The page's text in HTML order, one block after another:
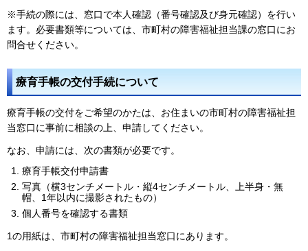
※手続の際には、窓口で本人確認（番号確認及び身元確認）を行い
ます。必要書類等については、市町村の障害福祉担当課の窓口にお
問合せください。
療育手帳の交付手続について
療育手帳の交付をご希望のかたは、お住まいの市町村の障害福祉担
当窓口に事前に相談の上、申請してください。
なお、申請には、次の書類が必要です。
療育手帳交付申請書
写真（横3センチメートル・縦4センチメートル、上半身・無
帽、1年以内に撮影されたもの）
個人番号を確認する書類
1の用紙は、市町村の障害福祉担当窓口にあります。